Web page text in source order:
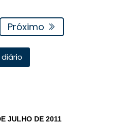
Próximo
diário
JULHO DE 2011